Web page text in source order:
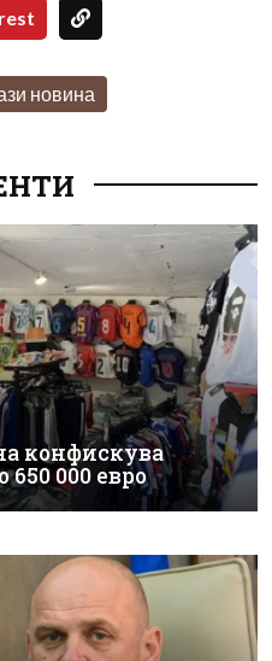
новина
конфискува
650 000 евро